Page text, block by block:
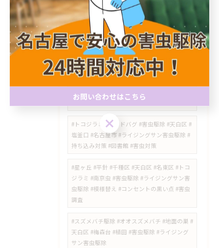
ションの蜂 #ベランダの蜂 #室外機の蜂 #害虫
駆除 #ライジングサン害虫駆除
#天白区 #植田 #名古屋市天白区 #トコジラミ #
トコジラミ駆除 #トコジラミ対策 #南京虫 #中
古家具 #害虫駆除 #ライジングサン害虫駆除
駆除 #害虫対策 #名古屋市 #天白区 #ライジン
グサン害虫駆除 #食品害虫 #愛知県
#トコジラミ #ベッドバグ #害虫駆除 #天白区 #
塩釜口 #名古屋市 #ライジングサン害虫駆除 #
持ち込み対策 #図書館 #害虫対策
​#星ヶ丘 #平針 #千種区 #天白区 #名東区 #トコ
ジラミ #南京虫 #害虫駆除 #ライジングサン害
虫駆除 #模様替え #コンセントの黒い点 #害虫
調査
#スズメバチ駆除 #オオスズメバチ #地面の巣 #
天白区 #梅森台 #植田 #害虫駆除 #ライジング
サン害虫駆除
お問い合わせはこちら
お問い合わせはこちら